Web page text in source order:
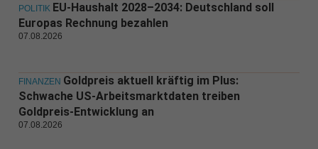
POLITIK EU-Haushalt 2028–2034: Deutschland soll
Europas Rechnung bezahlen
07.08.2026
FINANZEN Goldpreis aktuell kräftig im Plus:
Schwache US-Arbeitsmarktdaten treiben
Goldpreis-Entwicklung an
07.08.2026